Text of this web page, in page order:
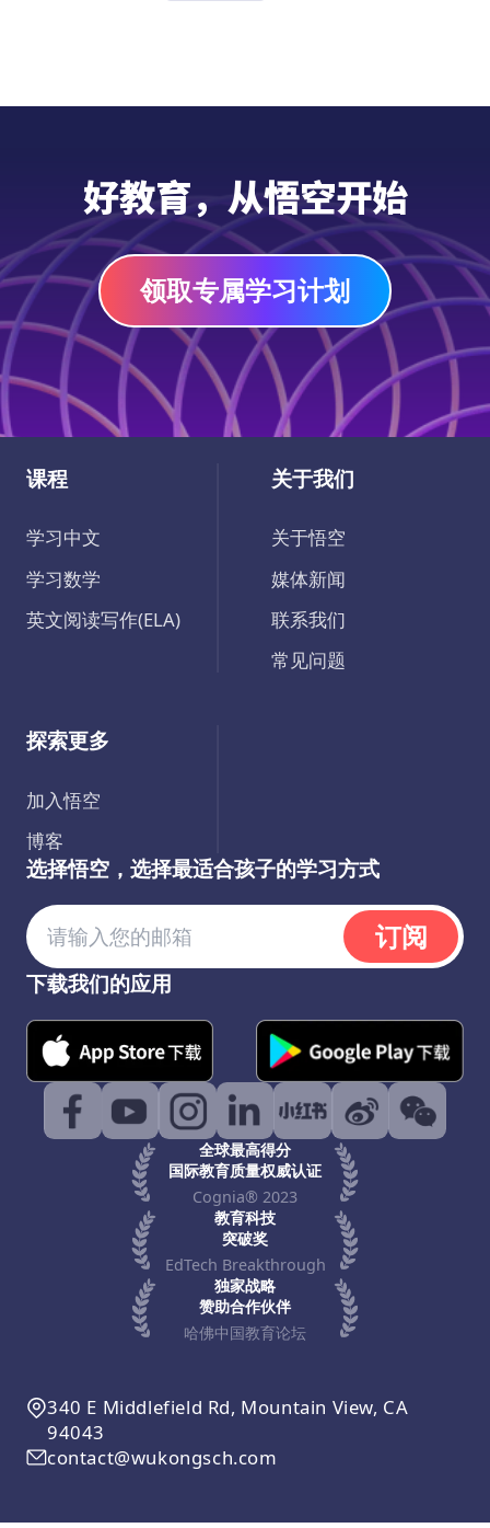
化的魅力。
好教育，从悟空开始
领取专属学习计划
课程
学习中文
学习数学
英文阅读写作(ELA)
关于我们
关于悟空
媒体新闻
联系我们
常见问题
探索更多
加入悟空
博客
选择悟空，选择最适合孩子的学习方式
订阅
下载我们的应用
全球最高得分
国际教育质量权威认证
Cognia® 2023
教育科技
突破奖
EdTech Breakthrough
独家战略
赞助合作伙伴
哈佛中国教育论坛
340 E Middlefield Rd, Mountain View, CA
94043
contact@wukongsch.com